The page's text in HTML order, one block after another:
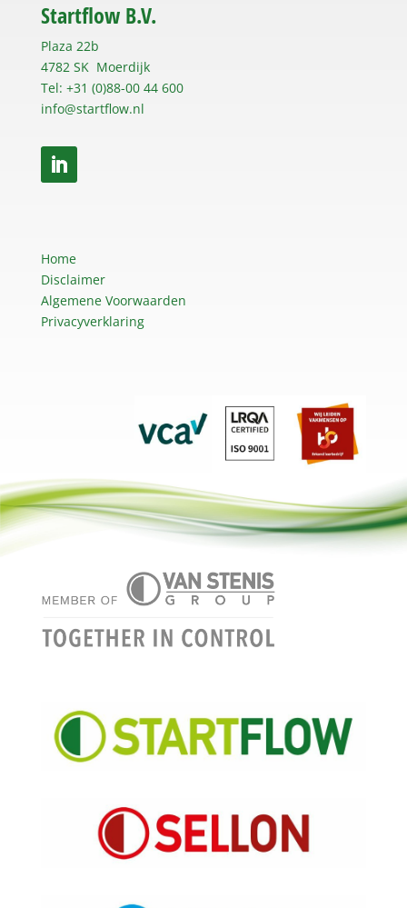
Startflow B.V.
Plaza 22b
4782 SK Moerdijk
Tel: +31 (0)88-00 44 600
info@startflow.nl
Home
Disclaimer
Algemene Voorwaarden
Privacyverklaring